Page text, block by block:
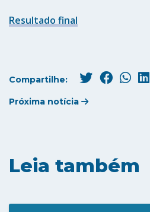
Resultado final
Compartilhe:
Próxima notícia
Leia também